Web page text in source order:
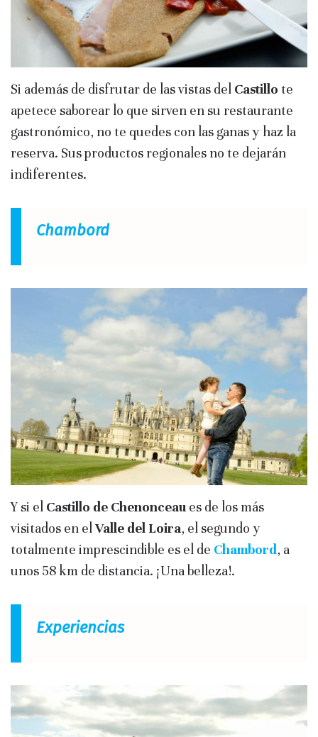
Si además de disfrutar de las vistas del Castillo te
apetece saborear lo que sirven en su restaurante
gastronómico, no te quedes con las ganas y haz la
reserva. Sus productos regionales no te dejarán
indiferentes.
Chambord
Y si el Castillo de Chenonceau es de los más
visitados en elValle del Loira, el segundo y
totalmente imprescindible es el de Chambord, a
unos 58 km de distancia. ¡Una belleza!.
Experiencias